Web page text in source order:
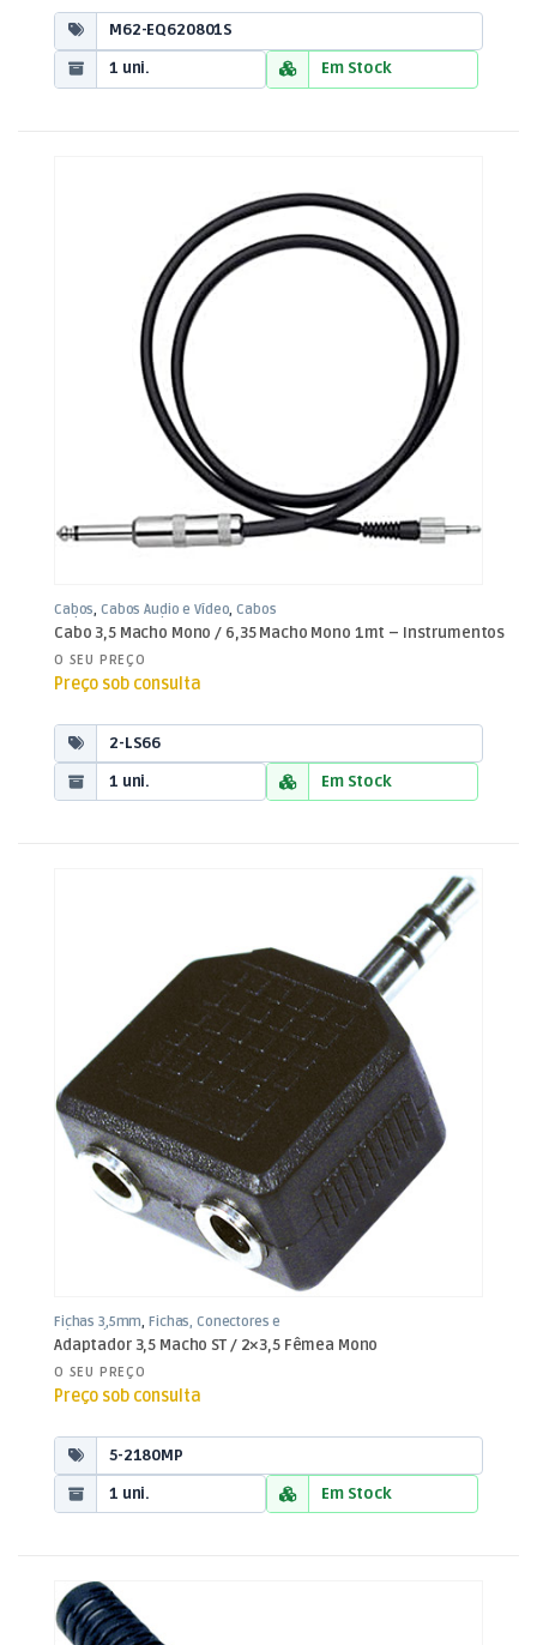
M62-EQ620801S
1 uni.
Em Stock
Cabos,Cabos Áudio e Vídeo,Cabos
Jack 3,5mm / Jack 6,35mm
Cabo 3,5 Macho Mono / 6,35 Macho Mono 1mt – Instrumentos
O SEU PREÇO
Preço sob consulta
2-LS66
1 uni.
Em Stock
Fichas 3,5mm, Fichas, Conectores e
Adaptadores
Adaptador 3,5 Macho ST / 2×3,5 Fêmea Mono
O SEU PREÇO
Preço sob consulta
5-2180MP
1 uni.
Em Stock